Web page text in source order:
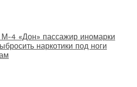
М-4 «Дон» пассажир иномарки
наркотики под ноги